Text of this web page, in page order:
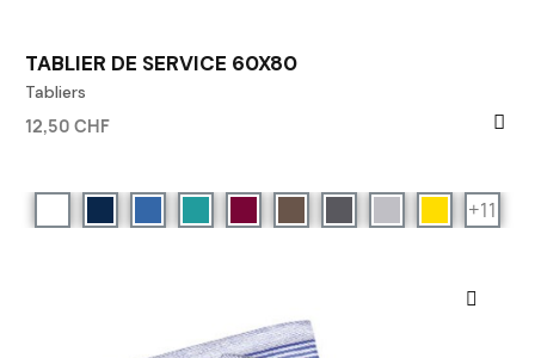
TABLIER DE SERVICE 60X80
Tabliers
12,50 CHF
+11